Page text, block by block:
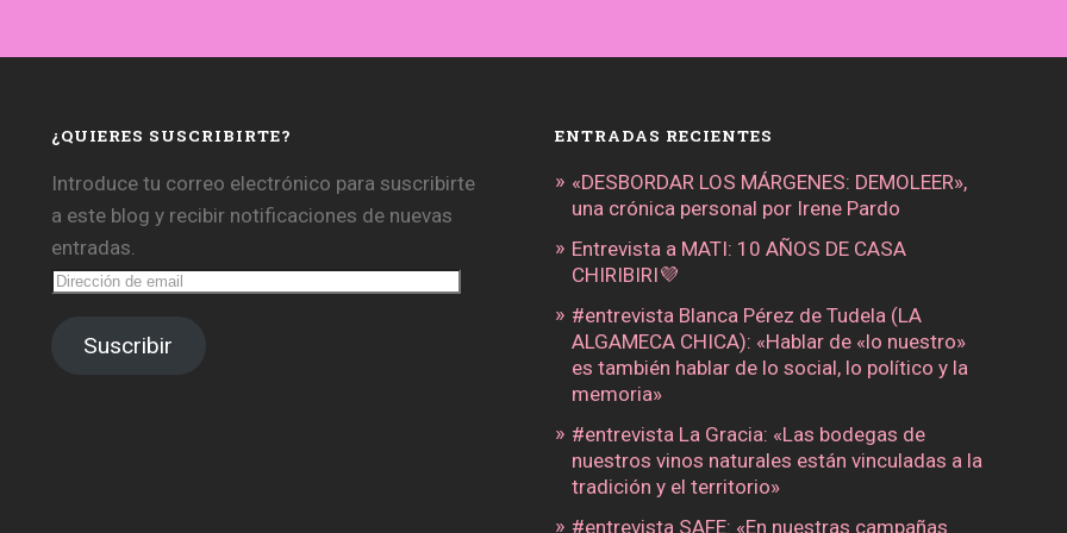
¿QUIERES SUSCRIBIRTE?
Introduce tu correo electrónico para suscribirte
a este blog y recibir notificaciones de nuevas
entradas.
Dirección
de
Suscribir
ENTRADAS RECIENTES
«DESBORDAR LOS MÁRGENES: DEMOLEER»,
una crónica personal por Irene Pardo
Entrevista a MATI: 10 AÑOS DE CASA
CHIRIBIRI💜
#entrevista Blanca Pérez de Tudela (LA
ALGAMECA CHICA): «Hablar de «lo nuestro»
es también hablar de lo social, lo político y la
memoria»
#entrevista La Gracia: «Las bodegas de
nuestros vinos naturales están vinculadas a la
tradición y el territorio»
#entrevista SAFE: «En nuestras campañas